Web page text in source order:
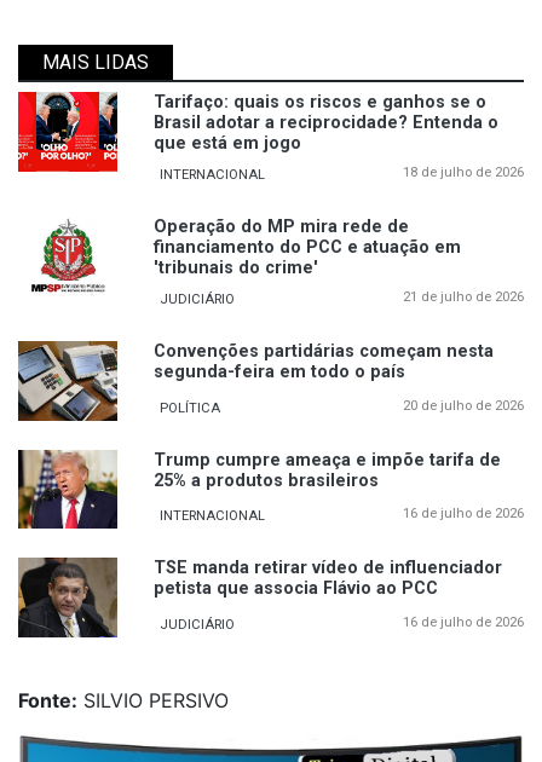
MAIS LIDAS
Tarifaço: quais os riscos e ganhos se o
Brasil adotar a reciprocidade? Entenda o
que está em jogo
INTERNACIONAL 18 de julho de 2026
Operação do MP mira rede de
financiamento do PCC e atuação em
'tribunais do crime'
JUDICIÁRIO 21 de julho de 2026
Convenções partidárias começam nesta
segunda-feira em todo o país
POLÍTICA 20 de julho de 2026
Trump cumpre ameaça e impõe tarifa de
25% a produtos brasileiros
INTERNACIONAL 16 de julho de 2026
TSE manda retirar vídeo de influenciador
petista que associa Flávio ao PCC
JUDICIÁRIO 16 de julho de 2026
Fonte: SILVIO PERSIVO